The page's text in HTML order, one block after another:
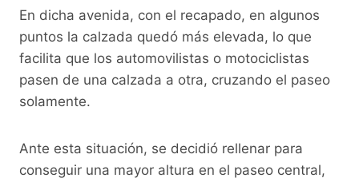
En dicha avenida, con el recapado, en algunos
puntos la calzada quedó más elevada, lo que
facilita que los automovilistas o motociclistas
pasen de una calzada a otra, cruzando el paseo
solamente.
Ante esta situación, se decidió rellenar para
conseguir una mayor altura en el paseo central,